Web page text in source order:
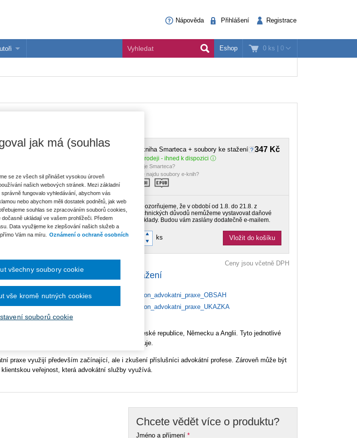
Nápověda Přihlášení Registrace
0 ks | 0
Eshop
347 Kč
E-kniha Smarteca + soubory ke stažení
V prodeji - ihned k dispozici
Co je Smarteca?
Kde najdu soubory e-knih?
Upozorňujeme, že v období od 1.8. do 21.8. z
technických důvodů nemůžeme vystavovat daňové
doklady. Budou vám zaslány dodatečně e-mailem.
ks Vložit do košíku
Ceny jsou včetně DPH
Ke stažení
Vykon_advokatni_praxe_OBSAH
Vykon_advokatni_praxe_UKAZKA
Kluwer
kniha
80-7598-681-8
advokátů i jejich klientů. Kniha
tendencích výkonu advokátní profese v České republice, Německu a Anglii. Tyto jednotlivé
výkonu advokacie srovnává a kriticky komentuje.
praxe využijí především začínající, ale i zkušení příslušníci advokátní profese. Zároveň může být
veřejnost, která advokátní služby využívá.
Chcete vědět více o produktu?
Jméno a příjmení*
jak má (souhlas
se ze všech sil přinášet vysokou úroveň
našich webových stránek. Mezi základní
fungovalo vyhledávání, abychom vás
nebo abychom měli dostatek podnětů, jak web
souhlas se zpracováním souborů cookies,
ukládají ve vašem prohlížeči. Předem
Data využijeme ke zlepšování našich služeb a
Vám na míru.
Oznámení o ochraně osobních
souborů cookie
vše kromě nutných cookies
všechny soubory cookie